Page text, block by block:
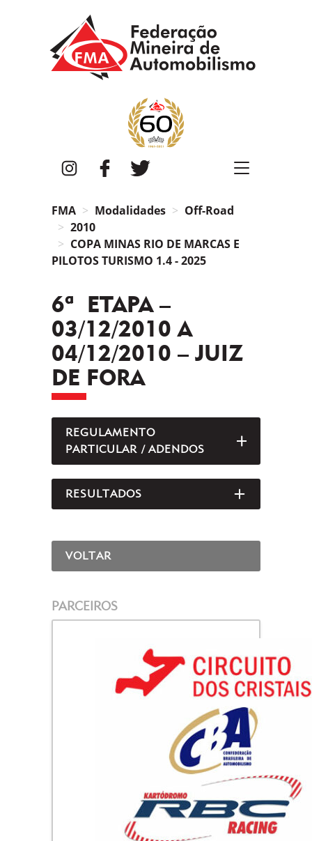
InstagramFacebook
FMA Modalidades
Off-Road
2010
COPA MINAS RIO DE MARCAS E
PILOTOS TURISMO 1.4 - 2025
6ª ETAPA –
03/12/2010 A
04/12/2010 – JUIZ
DE FORA
REGULAMENTO
PARTICULAR / ADENDOS
RESULTADOS
VOLTAR
PARCEIROS